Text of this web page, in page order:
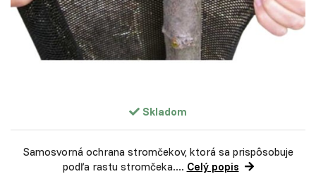
Skladom
Samosvorná ochrana stromčekov, ktorá sa prispôsobuje
podľa rastu stromčeka.... Celý popis